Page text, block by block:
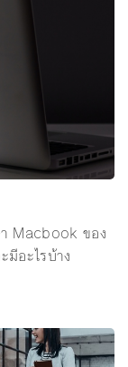
Macbook ของ
มีอะไรบ้าง